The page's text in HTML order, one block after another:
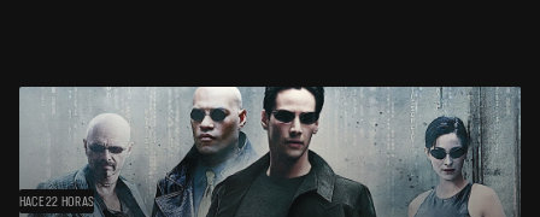
HACE 22 HORAS